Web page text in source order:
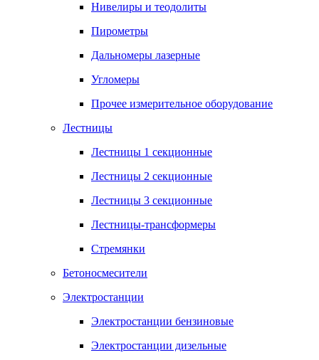
Нивелиры и теодолиты
Пирометры
Дальномеры лазерные
Угломеры
Прочее измерительное оборудование
Лестницы
Лестницы 1 секционные
Лестницы 2 секционные
Лестницы 3 секционные
Лестницы-трансформеры
Стремянки
Бетоносмесители
Электростанции
Электростанции бензиновые
Электростанции дизельные